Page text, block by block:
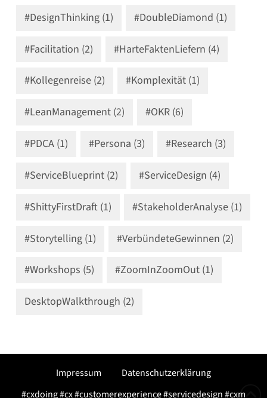
#DesignThinking (1) #DoubleDiamond (1)
#Facilitation (2) #HarteFaktenLiefern (4)
#Kollegenreise (2) #Komplexität (1)
#LeanManagement (2) #OKR (6)
#PDCA (1) #Persona (3) #Research (3)
#ServiceBlueprint (2) #ServiceDesign (4)
#ShittyFirstDraft (1) #StakeholderAnalyse (1)
#Storytelling (1) #VerbündeteGewinnen (2)
#Workshops (5) #ZoomInZoomOut (1)
DesktopWalkthrough (2)
Impressum
Datenschutzerklärung
#cxdoing #cx #customerexperience #servicedesign #cxm